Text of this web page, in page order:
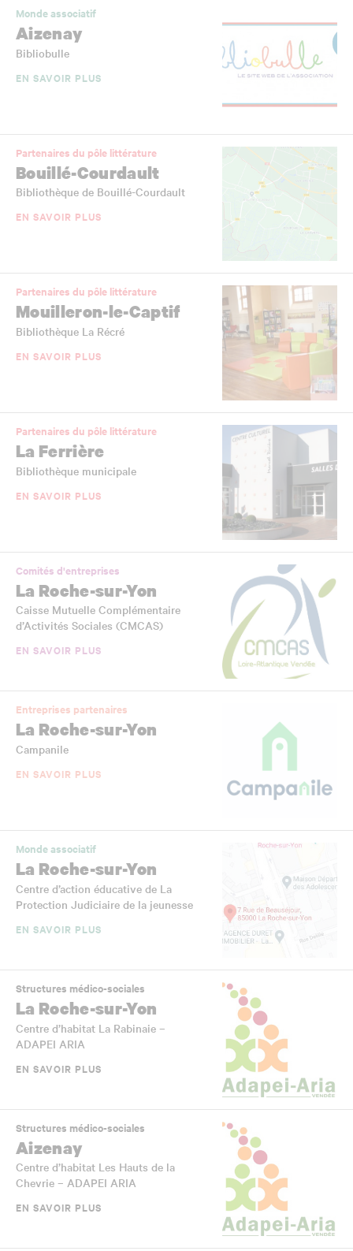
Monde associatif
Aizenay
Bibliobulle
EN SAVOIR PLUS
Partenaires du pôle littérature
Bouillé-Courdault
Bibliothèque de Bouillé-Courdault
EN SAVOIR PLUS
Partenaires du pôle littérature
Mouilleron-le-Captif
Bibliothèque La Récré
EN SAVOIR PLUS
Partenaires du pôle littérature
La Ferrière
Bibliothèque municipale
EN SAVOIR PLUS
Comités d'entreprises
La Roche-sur-Yon
Caisse Mutuelle Complémentaire
d’Activités Sociales (CMCAS)
EN SAVOIR PLUS
Entreprises partenaires
La Roche-sur-Yon
Campanile
EN SAVOIR PLUS
Monde associatif
La Roche-sur-Yon
Centre d’action éducative de La
Protection Judiciaire de la jeunesse
EN SAVOIR PLUS
Structures médico-sociales
La Roche-sur-Yon
Centre d’habitat La Rabinaie –
ADAPEI ARIA
EN SAVOIR PLUS
Structures médico-sociales
Aizenay
Centre d’habitat Les Hauts de la
Chevrie – ADAPEI ARIA
EN SAVOIR PLUS